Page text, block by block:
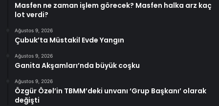
Masfen ne zaman işlem görecek? Masfen halka arz kaç
lot verdi?
Ağustos 9, 2026
Çubuk’ta Müstakil Evde Yangın
Ağustos 9, 2026
Ganita Akşamları’nda büyük coşku
Ağustos 9, 2026
Özgür Özel’in TBMM’deki unvanı ‘Grup Başkanı’ olarak
değişti